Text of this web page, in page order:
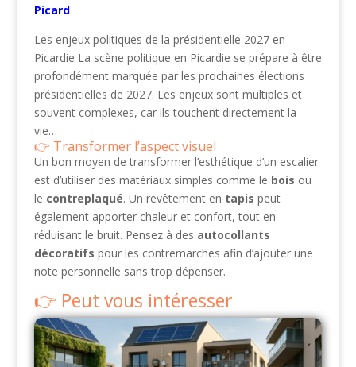
Picard
Les enjeux politiques de la présidentielle 2027 en
Picardie La scène politique en Picardie se prépare à être
profondément marquée par les prochaines élections
présidentielles de 2027. Les enjeux sont multiples et
souvent complexes, car ils touchent directement la
vie…
Transformer l’aspect visuel
Un bon moyen de transformer l’esthétique d’un escalier
est d’utiliser des matériaux simples comme le bois ou
le contreplaqué. Un revêtement en tapis peut
également apporter chaleur et confort, tout en
réduisant le bruit. Pensez à des autocollants
décoratifs pour les contremarches afin d’ajouter une
note personnelle sans trop dépenser.
Peut vous intéresser